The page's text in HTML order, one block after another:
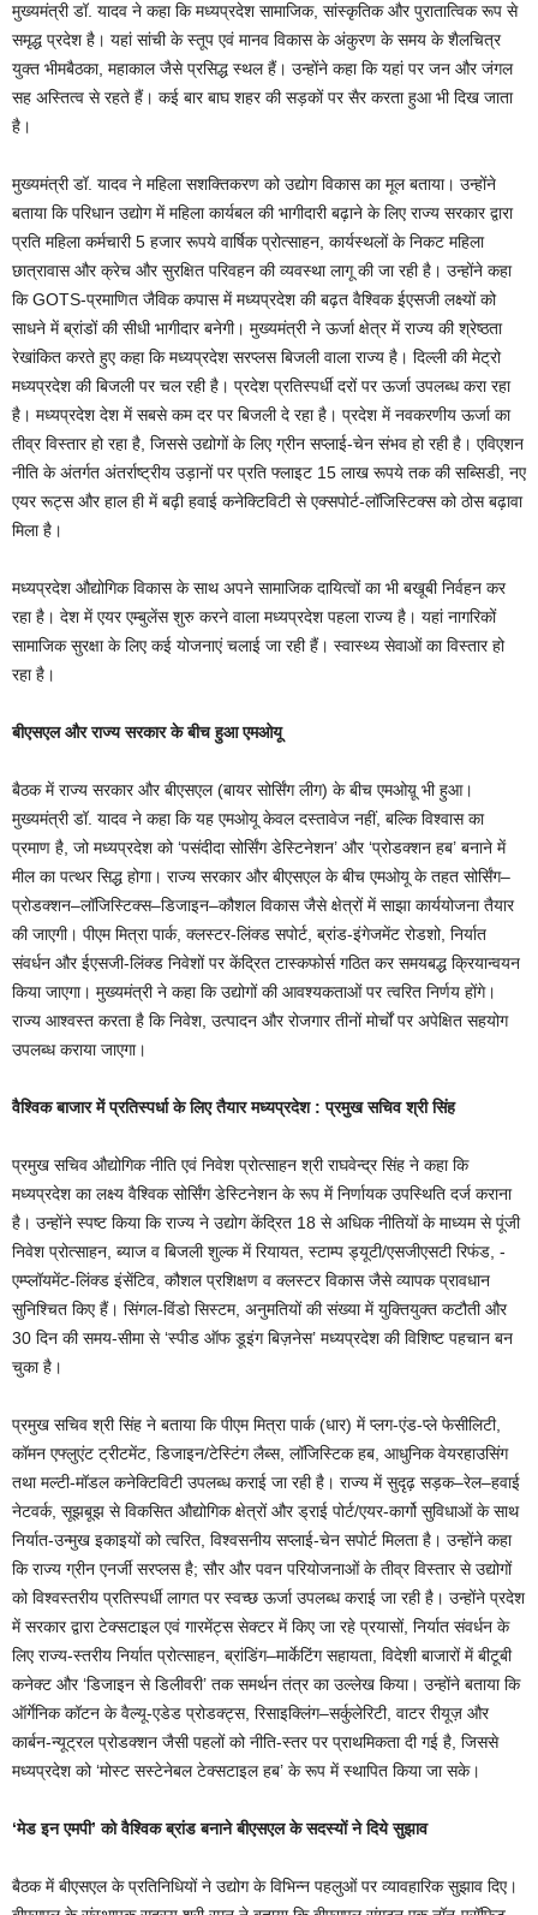
मुख्यमंत्री डॉ. यादव ने कहा कि मध्यप्रदेश सामाजिक, सांस्कृतिक और पुरातात्विक रूप से
समृद्ध प्रदेश है। यहां सांची के स्तूप एवं मानव विकास के अंकुरण के समय के शैलचित्र
युक्त भीमबैठका, महाकाल जैसे प्रसिद्ध स्थल हैं। उन्होंने कहा कि यहां पर जन और जंगल
सह अस्तित्व से रहते हैं। कई बार बाघ शहर की सड़कों पर सैर करता हुआ भी दिख जाता
है।
मुख्यमंत्री डॉ. यादव ने महिला सशक्तिकरण को उद्योग विकास का मूल बताया। उन्होंने
बताया कि परिधान उद्योग में महिला कार्यबल की भागीदारी बढ़ाने के लिए राज्य सरकार द्वारा
प्रति महिला कर्मचारी 5 हजार रूपये वार्षिक प्रोत्साहन, कार्यस्थलों के निकट महिला
छात्रावास और क्रेच और सुरक्षित परिवहन की व्यवस्था लागू की जा रही है। उन्होंने कहा
कि GOTS-प्रमाणित जैविक कपास में मध्यप्रदेश की बढ़त वैश्विक ईएसजी लक्ष्यों को
साधने में ब्रांडों की सीधी भागीदार बनेगी। मुख्यमंत्री ने ऊर्जा क्षेत्र में राज्य की श्रेष्ठता
रेखांकित करते हुए कहा कि मध्यप्रदेश सरप्लस बिजली वाला राज्य है। दिल्ली की मेट्रो
मध्यप्रदेश की बिजली पर चल रही है। प्रदेश प्रतिस्पर्धी दरों पर ऊर्जा उपलब्ध करा रहा
है। मध्यप्रदेश देश में सबसे कम दर पर बिजली दे रहा है। प्रदेश में नवकरणीय ऊर्जा का
तीव्र विस्तार हो रहा है, जिससे उद्योगों के लिए ग्रीन सप्लाई-चेन संभव हो रही है। एविएशन
नीति के अंतर्गत अंतर्राष्ट्रीय उड़ानों पर प्रति फ्लाइट 15 लाख रूपये तक की सब्सिडी, नए
एयर रूट्स और हाल ही में बढ़ी हवाई कनेक्टिविटी से एक्सपोर्ट-लॉजिस्टिक्स को ठोस बढ़ावा
मिला है।
मध्यप्रदेश औद्योगिक विकास के साथ अपने सामाजिक दायित्वों का भी बखूबी निर्वहन कर
रहा है। देश में एयर एम्बुलेंस शुरु करने वाला मध्यप्रदेश पहला राज्य है। यहां नागरिकों
सामाजिक सुरक्षा के लिए कई योजनाएं चलाई जा रही हैं। स्वास्थ्य सेवाओं का विस्तार हो
रहा है।
बीएसएल और राज्य सरकार के बीच हुआ एमओयू
बैठक में राज्य सरकार और बीएसएल (बायर सोर्सिंग लीग) के बीच एमओय़ू भी हुआ।
मुख्यमंत्री डॉ. यादव ने कहा कि यह एमओयू केवल दस्तावेज नहीं, बल्कि विश्वास का
प्रमाण है, जो मध्यप्रदेश को ‘पसंदीदा सोर्सिंग डेस्टिनेशन’ और ‘प्रोडक्शन हब’ बनाने में
मील का पत्थर सिद्ध होगा। राज्य सरकार और बीएसएल के बीच एमओयू के तहत सोर्सिंग–
प्रोडक्शन–लॉजिस्टिक्स–डिजाइन–कौशल विकास जैसे क्षेत्रों में साझा कार्ययोजना तैयार
की जाएगी। पीएम मित्रा पार्क, क्लस्टर-लिंक्ड सपोर्ट, ब्रांड-इंगेजमेंट रोडशो, निर्यात
संवर्धन और ईएसजी-लिंक्ड निवेशों पर केंद्रित टास्कफोर्स गठित कर समयबद्ध क्रियान्वयन
किया जाएगा। मुख्यमंत्री ने कहा कि उद्योगों की आवश्यकताओं पर त्वरित निर्णय होंगे।
राज्य आश्वस्त करता है कि निवेश, उत्पादन और रोजगार तीनों मोर्चों पर अपेक्षित सहयोग
उपलब्ध कराया जाएगा।
वैश्विक बाजार में प्रतिस्पर्धा के लिए तैयार मध्यप्रदेश : प्रमुख सचिव श्री सिंह
प्रमुख सचिव औद्योगिक नीति एवं निवेश प्रोत्साहन श्री राघवेन्द्र सिंह ने कहा कि
मध्यप्रदेश का लक्ष्य वैश्विक सोर्सिंग डेस्टिनेशन के रूप में निर्णायक उपस्थिति दर्ज कराना
है। उन्होंने स्पष्ट किया कि राज्य ने उद्योग केंद्रित 18 से अधिक नीतियों के माध्यम से पूंजी
निवेश प्रोत्साहन, ब्याज व बिजली शुल्क में रियायत, स्टाम्प ड्यूटी/एसजीएसटी रिफंड, ­
एम्प्लॉयमेंट-लिंक्ड इंसेंटिव, कौशल प्रशिक्षण व क्लस्टर विकास जैसे व्यापक प्रावधान
सुनिश्चित किए हैं। सिंगल-विंडो सिस्टम, अनुमतियों की संख्या में युक्तियुक्त कटौती और
30 दिन की समय-सीमा से ‘स्पीड ऑफ डूइंग बिज़नेस’ मध्यप्रदेश की विशिष्ट पहचान बन
चुका है।
प्रमुख सचिव श्री सिंह ने बताया कि पीएम मित्रा पार्क (धार) में प्लग-एंड-प्ले फेसीलिटी,
कॉमन एफ्लुएंट ट्रीटमेंट, डिजाइन/टेस्टिंग लैब्स, लॉजिस्टिक हब, आधुनिक वेयरहाउसिंग
तथा मल्टी-मॉडल कनेक्टिविटी उपलब्ध कराई जा रही है। राज्य में सुदृढ़ सड़क–रेल–हवाई
नेटवर्क, सूझबूझ से विकसित औद्योगिक क्षेत्रों और ड्राई पोर्ट/एयर-कार्गो सुविधाओं के साथ
निर्यात-उन्मुख इकाइयों को त्वरित, विश्वसनीय सप्लाई-चेन सपोर्ट मिलता है। उन्होंने कहा
कि राज्य ग्रीन एनर्जी सरप्लस है; सौर और पवन परियोजनाओं के तीव्र विस्तार से उद्योगों
को विश्वस्तरीय प्रतिस्पर्धी लागत पर स्वच्छ ऊर्जा उपलब्ध कराई जा रही है। उन्होंने प्रदेश
में सरकार द्वारा टेक्सटाइल एवं गारमेंट्स सेक्टर में किए जा रहे प्रयासों, निर्यात संवर्धन के
लिए राज्य-स्तरीय निर्यात प्रोत्साहन, ब्रांडिंग–मार्केटिंग सहायता, विदेशी बाजारों में बीटूबी
कनेक्ट और ‘डिजाइन से डिलीवरी’ तक समर्थन तंत्र का उल्लेख किया। उन्होंने बताया कि
ऑर्गेनिक कॉटन के वैल्यू-एडेड प्रोडक्ट्स, रिसाइक्लिंग–सर्कुलेरिटी, वाटर रीयूज़ और
कार्बन-न्यूट्रल प्रोडक्शन जैसी पहलों को नीति-स्तर पर प्राथमिकता दी गई है, जिससे
मध्यप्रदेश को ‘मोस्ट सस्टेनेबल टेक्सटाइल हब’ के रूप में स्थापित किया जा सके।
‘मेड इन एमपी’ को वैश्विक ब्रांड बनाने बीएसएल के सदस्यों ने दिये सुझाव
बैठक में बीएसएल के प्रतिनिधियों ने उद्योग के विभिन्न पहलुओं पर व्यावहारिक सुझाव दिए।